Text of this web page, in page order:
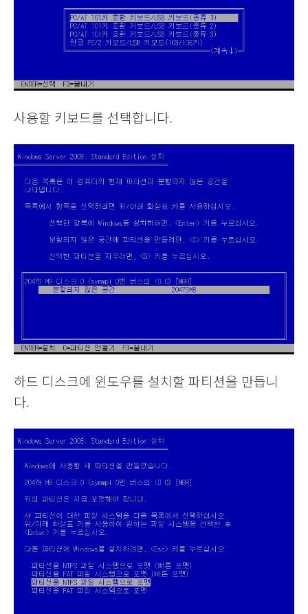
사용할 키보드를 선택합니다.
하드 디스크에 윈도우를 설치할 파티션을 만듭니
다.